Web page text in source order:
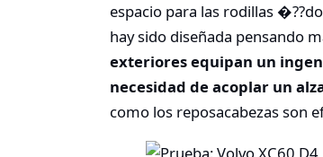
espacio para las rodillas
hay sido diseñada pensando
exteriores equipan un
necesidad de acoplar un
como los reposacabezas son